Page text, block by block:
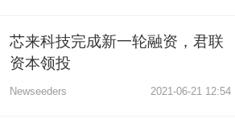
芯来科技完成新一轮融资，君联
资本领投
Newseeders 2021-06-21 12:54